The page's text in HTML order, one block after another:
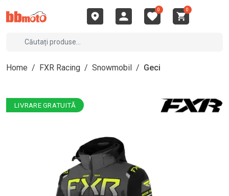
0 0
Home / FXR Racing / Snowmobil / Geci
LIVRARE GRATUITĂ